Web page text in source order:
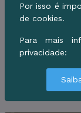
respostas
com
Por isso é
de cookies.
Para mais
privacidade: